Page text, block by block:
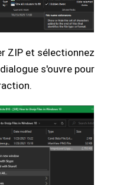
ZIP et sélectionnez
s'ouvre pour